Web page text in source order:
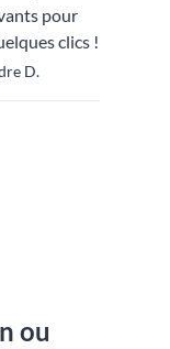
pour
clics !
D.
ou